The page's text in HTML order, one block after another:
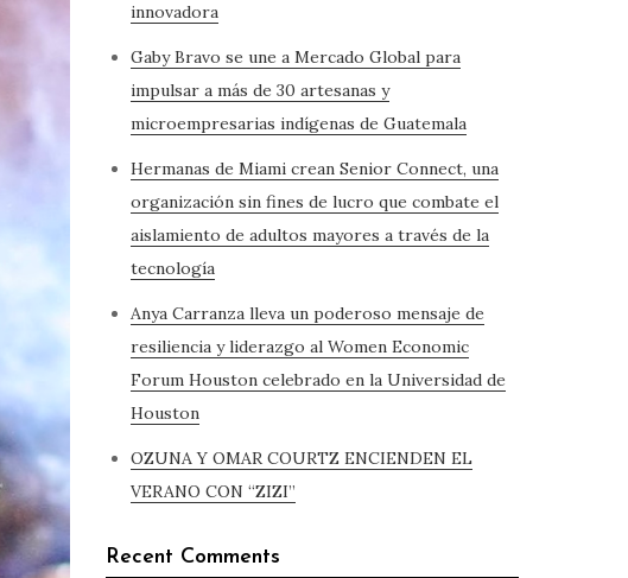
innovadora
Gaby Bravo se une a Mercado Global para
impulsar a más de 30 artesanas y
microempresarias indígenas de Guatemala
Hermanas de Miami crean Senior Connect, una
organización sin fines de lucro que combate el
aislamiento de adultos mayores a través de la
tecnología
Anya Carranza lleva un poderoso mensaje de
resiliencia y liderazgo al Women Economic
Forum Houston celebrado en la Universidad de
Houston
OZUNA Y OMAR COURTZ ENCIENDEN EL
VERANO CON “ZIZI”
Recent Comments